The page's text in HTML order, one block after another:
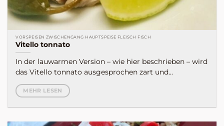
VORSPEISEN ZWISCHENGANG HAUPTSPEISE FLEISCH FISCH
Vitello tonnato
In der lauwarmen Version – wie hier beschrieben – wird
das Vitello tonnato ausgesprochen zart und...
MEHR LESEN